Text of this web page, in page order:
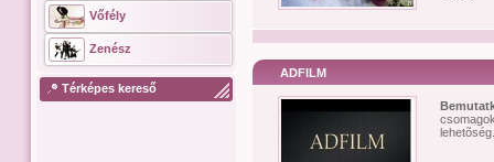
Vőfély
Zenész
Térképes kereső
ADFILM
lehetõség.